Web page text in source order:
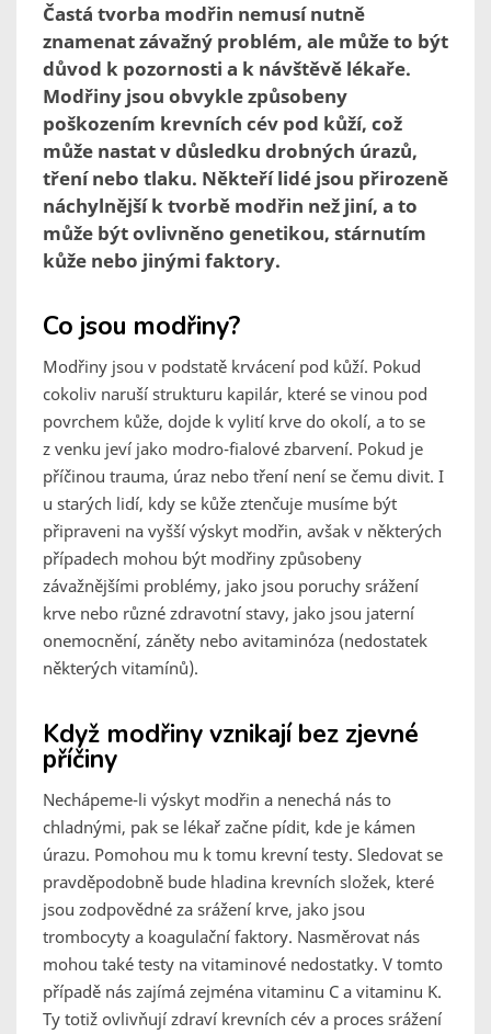
Častá tvorba modřin nemusí nutně
znamenat závažný problém, ale může to být
důvod k pozornosti a k návštěvě lékaře.
Modřiny jsou obvykle způsobeny
poškozením krevních cév pod kůží, což
může nastat v důsledku drobných úrazů,
tření nebo tlaku. Někteří lidé jsou přirozeně
náchylnější k tvorbě modřin než jiní, a to
může být ovlivněno genetikou, stárnutím
kůže nebo jinými faktory.
Co jsou modřiny?
Modřiny jsou v podstatě krvácení pod kůží. Pokud
cokoliv naruší strukturu kapilár, které se vinou pod
povrchem kůže, dojde k vylití krve do okolí, a to se
z venku jeví jako modro-fialové zbarvení. Pokud je
příčinou trauma, úraz nebo tření není se čemu divit. I
u starých lidí, kdy se kůže ztenčuje musíme být
připraveni na vyšší výskyt modřin, avšak v některých
případech mohou být modřiny způsobeny
závažnějšími problémy, jako jsou poruchy srážení
krve nebo různé zdravotní stavy, jako jsou jaterní
onemocnění, záněty nebo avitaminóza (nedostatek
některých vitamínů).
Když modřiny vznikají bez zjevné
příčiny
Nechápeme-li výskyt modřin a nenechá nás to
chladnými, pak se lékař začne pídit, kde je kámen
úrazu. Pomohou mu k tomu krevní testy. Sledovat se
pravděpodobně bude hladina krevních složek, které
jsou zodpovědné za srážení krve, jako jsou
trombocyty a koagulační faktory. Nasměrovat nás
mohou také testy na vitaminové nedostatky. V tomto
případě nás zajímá zejména vitaminu C a vitaminu K.
Ty totiž ovlivňují zdraví krevních cév a proces srážení